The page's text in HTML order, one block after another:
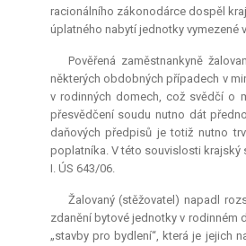
racionálního zákonodárce dospěl
úplatného nabytí jednotky vymezené
Pověřená zaměstnankyně
některých obdobných případech v
v rodinných domech, což svědčí o
přesvědčení soudu nutno dát
daňových předpisů je totiž nutno
poplatníka. V této souvislosti krajský
I. ÚS 643/06.
Žalovaný (stěžovatel) napadl
zdanění bytové jednotky v rodinném
„stavby pro bydlení“, která je jejich